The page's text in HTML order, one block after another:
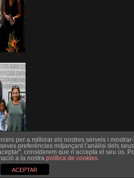
per a millorar els nostres serveis i
preferències mitjançant l’anàlisi dels seus
considerem que n’accepta el seu ús.
a la nostra política de cookies.
ACEPTAR